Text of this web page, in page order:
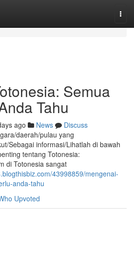
Semua
Tahu
ago News
Discuss
daerah/pulau yang
Sebagai informasi/Lihatlah di bawah
tentang Totonesia:
di Totonesia sangat
43998859/mengenai-
anda-tahu
Upvoted